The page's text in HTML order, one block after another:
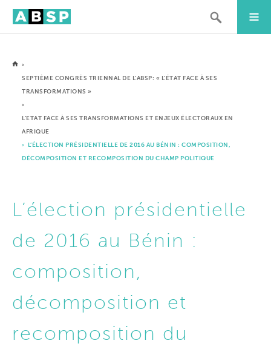
›
SEPTIÈME CONGRÈS TRIENNAL DE L’ABSP: « L’ÉTAT FACE À SES
TRANSFORMATIONS »
›
L’ETAT FACE À SES TRANSFORMATIONS ET ENJEUX ÉLECTORAUX EN
AFRIQUE
› L’ÉLECTION PRÉSIDENTIELLE DE 2016 AU BÉNIN : COMPOSITION,
DÉCOMPOSITION ET RECOMPOSITION DU CHAMP POLITIQUE
L’élection présidentielle
de 2016 au Bénin :
composition,
décomposition et
recomposition du